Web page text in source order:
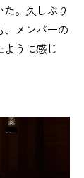
。久しぶり
、メンバーの
うに感じ